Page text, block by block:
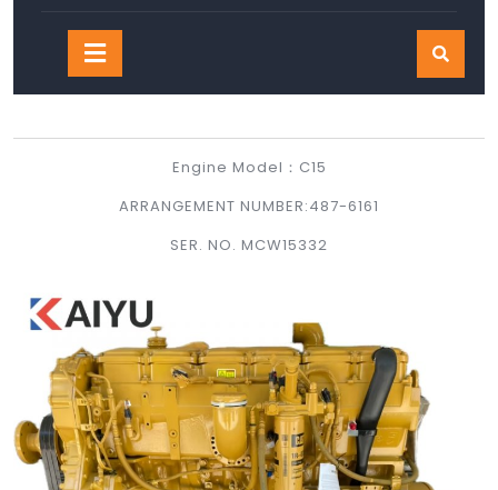
Open
Engine Model：C15
ARRANGEMENT NUMBER:487-6161
SER. NO. MCW15332